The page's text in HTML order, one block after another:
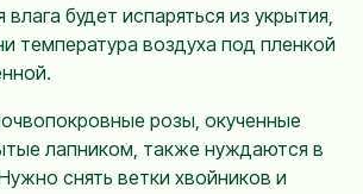
будет испаряться из укрытия,
температура воздуха под пленкой
розы, окученные
лапником, также нуждаются в
снять ветки хвойников и